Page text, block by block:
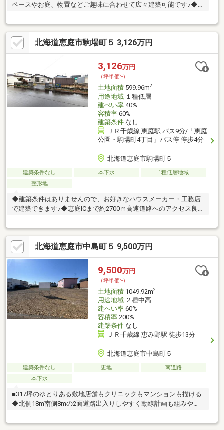
ペースやお庭、物置などご趣味に合わせて広々建築可能です♪◆
徒歩9分♪小さいお子様がいるご家庭でも安心♪◆建築条件はあり
ませんので、お好きなハウスメーカー・工務店で建築できます！
◆建ぺい率60％・容積率200％・間口16.9ｍの整形地で建築の幅
が広がります☆◆ＪＲ千歳線「恵庭駅」まで徒歩22分！近くには
バス停もあり、駅までは乗車5分の立地♪※2筆一括販売※隣地より
一部越境あり（詳しくはお問合せください）
北海道恵庭市駒場町５ 3,126万円
3,126万円
（坪単価:-）
土地面積599.96m2
用途地域１種低層
建ぺい率40%
容積率60%
建築条件なし
ＪＲ千歳線 恵庭駅 バス9分/「恵庭
公園・駒場町4丁目」バス停 停歩4分
北海道恵庭市駒場町５
建築条件なし 本下水
1種低層地域
整形地
◆建築条件はありませんので、お好きなハウスメーカー・工務店
で建築できます♪◆恵庭ICまで約2700ｍ高速道路へのアクセス良
好で週末のドライブや出張にも便利です。◆181坪の土地で、家
も庭も駐車場も“欲しい”を全部カタチに。◆近隣コンビニまで約
270ｍ買い忘れや公共料金のお支払いにも便利ですね。
北海道恵庭市中島町５ 9,500万円
9,500万円
（坪単価:-）
土地面積1049.92m2
用途地域２種中高
建ぺい率60%
容積率200%
建築条件なし
ＪＲ千歳線 恵み野駅 徒歩13分
北海道恵庭市中島町５
建築条件なし 更地
南道路
本下水
■317坪のゆとりある敷地店舗もクリニックもマンションも描ける
◆北側18m南側8mの2面道路出入りしやすく動線計画も組みやす
平坦地造成コストを抑えて計画を進められる■用途地域は第2種中